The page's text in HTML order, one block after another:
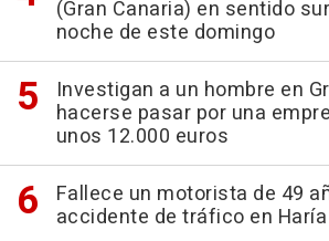
(Gran Canaria) en sentido
noche de este domingo
Investigan a un hombre en
hacerse pasar por una
unos 12.000 euros
Fallece un motorista de 49
accidente de tráfico en